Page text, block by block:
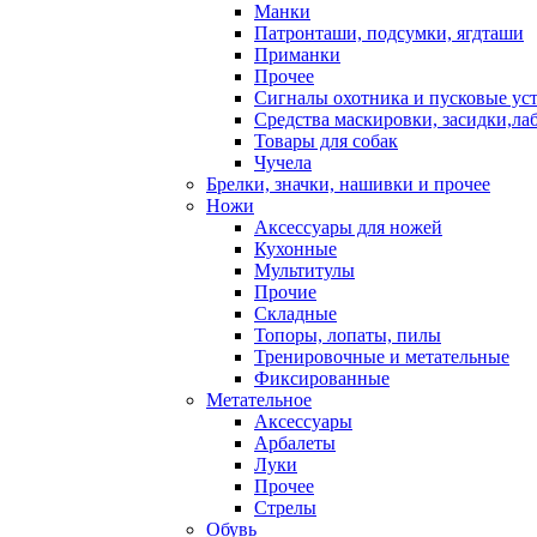
Манки
Патронташи, подсумки, ягдташи
Приманки
Прочее
Сигналы охотника и пусковые
Средства маскировки,
Товары для собак
Чучела
Брелки, значки, нашивки и прочее
Ножи
Аксессуары для ножей
Кухонные
Мультитулы
Прочие
Складные
Топоры, лопаты, пилы
Тренировочные и метательные
Фиксированные
Метательное
Аксессуары
Арбалеты
Луки
Прочее
Стрелы
Обувь